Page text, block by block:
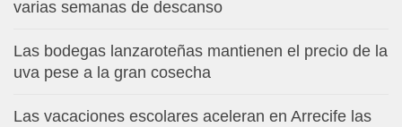
varias semanas de descanso
Las bodegas lanzaroteñas mantienen el precio de la
uva pese a la gran cosecha
Las vacaciones escolares aceleran en Arrecife las